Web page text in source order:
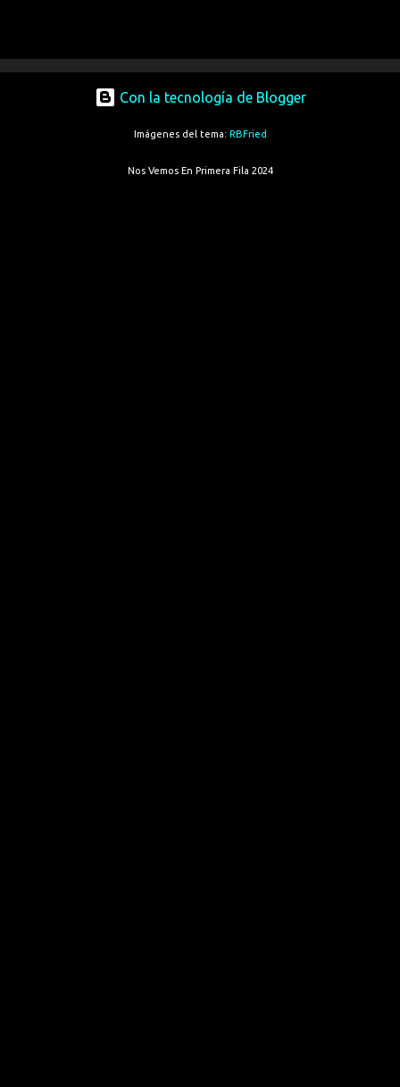
Con la tecnología de Blogger
Imágenes del tema: RBFried
Nos Vemos En Primera Fila 2024